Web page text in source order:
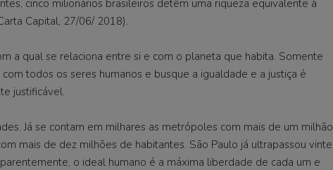
cinco milionários brasileiros detêm uma riqueza equivalente à
Capital, 27/06/ 2018).
a qual se relaciona entre si e com o planeta que habita. Somente
todos os seres humanos e busque a igualdade e a justiça é
justificável.
Já se contam em milhares as metrópoles com mais de um milhão
mais de dez milhões de habitantes. São Paulo já ultrapassou vinte
o ideal humano é a máxima liberdade de cada um e